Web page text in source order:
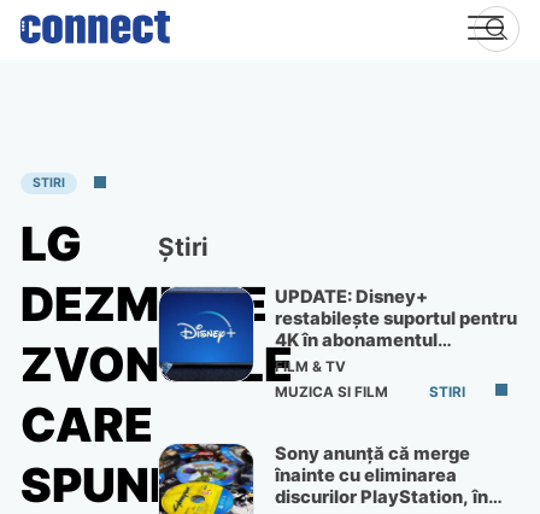
Skip
STIRI
LG
DEZMINTE
ZVONURILE
CARE
SPUNEAU
Știri
UPDATE: Disney+
restabilește suportul pentru
4K în abonamentul
Premium
FILM & TV
MUZICA SI FILM
STIRI
Sony anunță că merge
înainte cu eliminarea
discurilor PlayStation, în